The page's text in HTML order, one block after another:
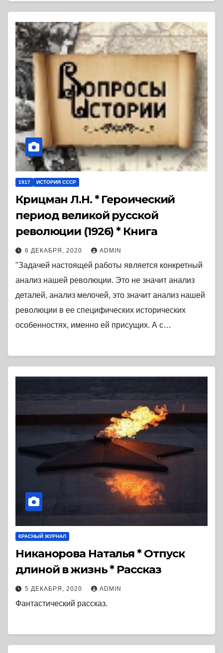
1917 ИСТОРИЯ СССР
Крицман Л.Н. * Героический
период великой русской
революции (1926) * Книга
6 ДЕКАБРЯ, 2020 ADMIN
"Задачей настоящей работы является конкретный
анализ нашей революции. Это не значит анализ
деталей, анализ мелочей, это значит анализ нашей
революции в ее специфических исторических
особенностях, именно ей присущих. А с…
КРАСНЫЙ ЖУРНАЛ
Никанорова Наталья * Отпуск
длиной в жизнь * Рассказ
5 ДЕКАБРЯ, 2020 ADMIN
Фантастический рассказ.